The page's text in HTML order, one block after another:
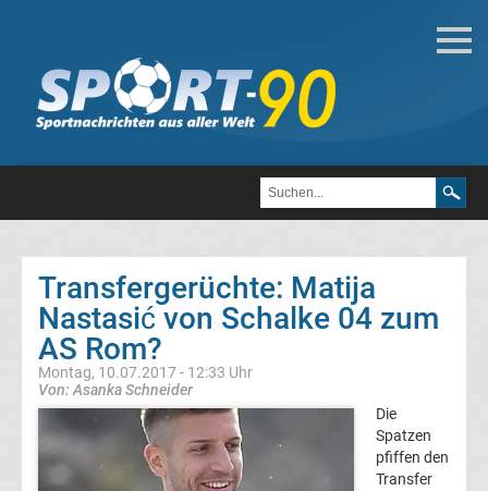
Fußball
Bundesliga
3.
Liga
DFB-
Transfergerüchte: Matija
Nastasić von Schalke 04 zum
AS Rom?
Montag, 10.07.2017 - 12:33 Uhr
Von: Asanka Schneider
Die
Spatzen
pfiffen den
Transfer